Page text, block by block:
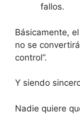
fallos.
Básicamente,
no se
control”.
Y siendo
Nadie quiere